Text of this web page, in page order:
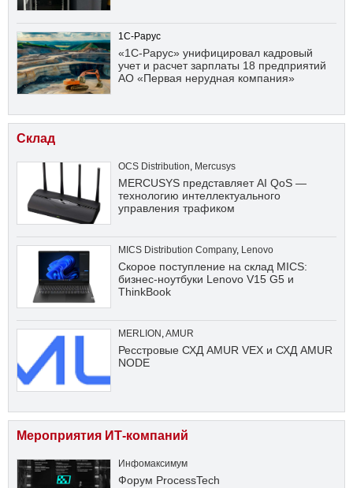
1С-Рарус
«1С-Рарус» унифицировал кадровый
учет и расчет зарплаты 18 предприятий
АО «Первая нерудная компания»
Склад
OCS Distribution, Mercusys
MERCUSYS представляет AI QoS —
технологию интеллектуального
управления трафиком
MICS Distribution Company, Lenovo
Скорое поступление на склад MICS:
бизнес-ноутбуки Lenovo V15 G5 и
ThinkBook
MERLION ,AMUR
Ресстровые СХД AMUR VEX и СХД AMUR
NODE
Мероприятия ИТ-компаний
Инфомаксимум
Форум ProcessTech